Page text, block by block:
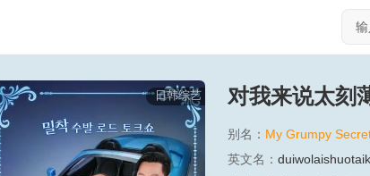
日韩综艺 对我来说太刻
别名： My Grumpy
英文名：